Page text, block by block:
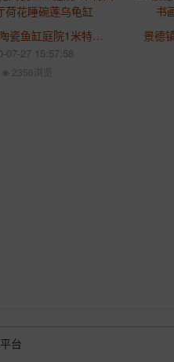
景德镇青花陶瓷鱼缸庭院1米特大水缸客厅荷花睡碗莲乌龟缸
07-27 15:57:58
2356浏览
台